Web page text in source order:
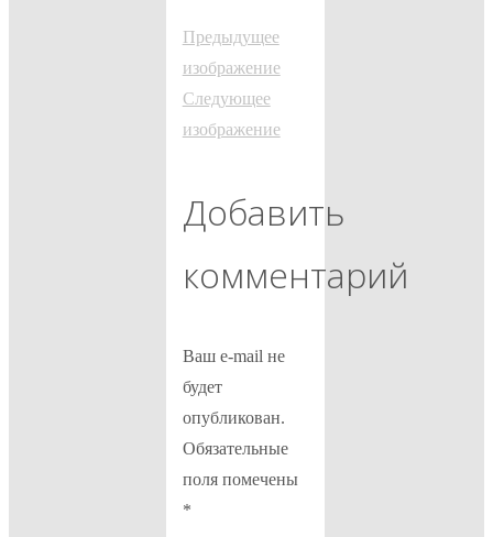
Предыдущее
изображение
Следующее
изображение
Добавить
комментарий
Ваш e-mail не
будет
опубликован.
Обязательные
поля помечены
*